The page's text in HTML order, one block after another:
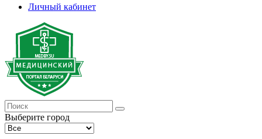
Личный кабинет
Выберите город